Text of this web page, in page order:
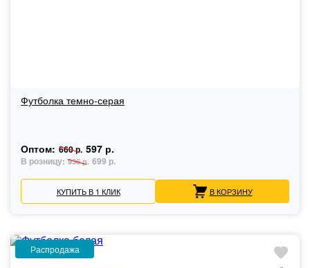
Футболка темно-серая
Оптом: 660 р. 597 р.
В розницу: 936 р. 699 р.
КУПИТЬ В 1 КЛИК В КОРЗИНУ
Распродажа